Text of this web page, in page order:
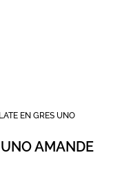
EN GRES UNO
AMANDE